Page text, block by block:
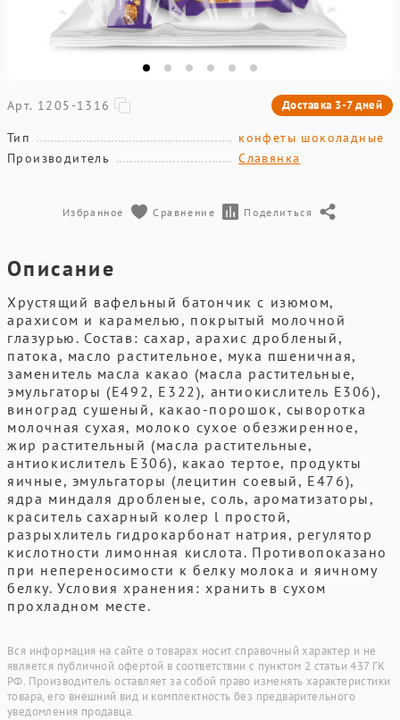
Арт. 1205-1316 Доставка 3-7 дней
Тип
конфеты шоколадные
Производитель
Славянка
Избранное Сравнение Поделиться
Описание
Хрустящий вафельный батончик с изюмом,
арахисом и карамелью, покрытый молочной
глазурью. Состав: сахар, арахис дробленый,
патока, масло растительное, мука пшеничная,
заменитель масла какао (масла растительные,
эмульгаторы (Е492, Е322), антиокислитель Е306),
виноград сушеный, какао-порошок, сыворотка
молочная сухая, молоко сухое обезжиренное,
жир растительный (масла растительные,
антиокислитель Е306), какао тертое, продукты
яичные, эмульгаторы (лецитин соевый, Е476),
ядра миндаля дробленые, соль, ароматизаторы,
краситель сахарный колер l простой,
разрыхлитель гидрокарбонат натрия, регулятор
кислотности лимонная кислота. Противопоказано
при непереносимости к белку молока и яичному
белку. Условия хранения: хранить в сухом
прохладном месте.
Вся информация на сайте о товарах носит справочный характер и не
является публичной офертой в соответствии с пунктом 2 статьи 437 ГК
РФ. Производитель оставляет за собой право изменять характеристики
товара, его внешний вид и комплектность без предварительного
уведомления продавца.